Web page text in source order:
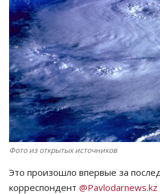
Чек-лист
РАЗВЛЕЧЕНИЯ
OFFICIAL
Курултай
Язык
Фото из открытых источников
Это произошло впервые за
корреспондент @Pavlodarnews.kz